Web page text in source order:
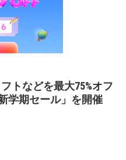
トなどを最大75%オフ
学期セール」を開催